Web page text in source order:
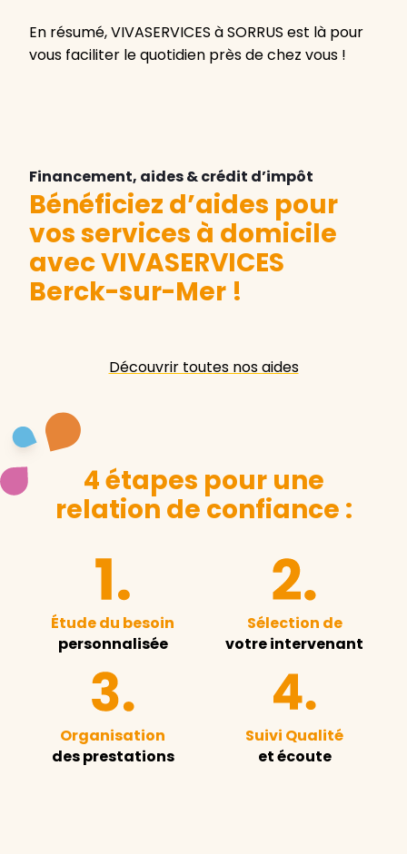
En résumé, VIVASERVICES à SORRUS est là pour
vous faciliter le quotidien près de chez vous !
Financement, aides & crédit d’impôt
Bénéficiez d’aides pour
vos services à domicile
avec VIVASERVICES
Berck-sur-Mer !
Découvrir toutes nos aides
4 étapes pour une
relation de confiance :
Étude du besoin
personnalisée
Sélection de
votre intervenant
Organisation
des prestations
Suivi Qualité
et écoute